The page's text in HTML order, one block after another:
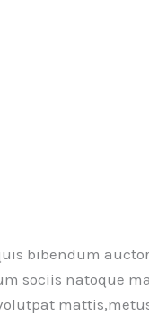
bibendum
sociis natoque